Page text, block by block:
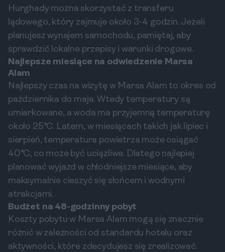
Hurghady można skorzystać z transferu
lądowego, który zajmuje około 3-4 godzin. Jeżeli
planujesz wynajem samochodu, pamiętaj, aby
sprawdzić lokalne przepisy i warunki drogowe.
Najlepsze miesiące na odwiedzenie Marsa
Alam
Najlepszy czas na wizytę w Marsa Alam to okres od
października do maja. Wtedy temperatury są
umiarkowane, a woda ma przyjemną temperaturę
około 25°C. Latem, w miesiącach takich jak lipiec i
sierpień, temperatura powietrza może osiągać
40°C, co może być uciążliwe. Dlatego najlepiej
planować wyjazd w chłodniejsze miesiące, aby
maksymalnie cieszyć się słońcem i wodnymi
atrakcjami.
Budżet na 48-godzinny pobyt
Koszty pobytu w Marsa Alam mogą się znacznie
różnić w zależności od standardu hotelu oraz
aktywności, które zdecydujesz się zrealizować.